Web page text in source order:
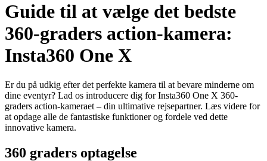
Guide til at vælge det bedste
360-graders action-kamera:
Insta360 One X
Er du på udkig efter det perfekte kamera til at bevare minderne om
dine eventyr? Lad os introducere dig for Insta360 One X 360-
graders action-kameraet – din ultimative rejsepartner. Læs videre for
at opdage alle de fantastiske funktioner og fordele ved dette
innovative kamera.
360 graders optagelse